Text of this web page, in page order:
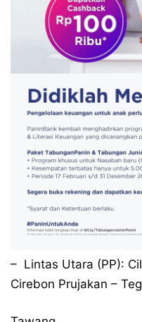
– Lintas Utara (PP):
Cirebon Prujakan –